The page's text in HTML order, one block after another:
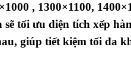
, 1300×1100,
tối ưu diện tích xếp
giúp tiết kiệm tối đa